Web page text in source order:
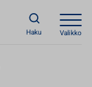
Haku Valikko